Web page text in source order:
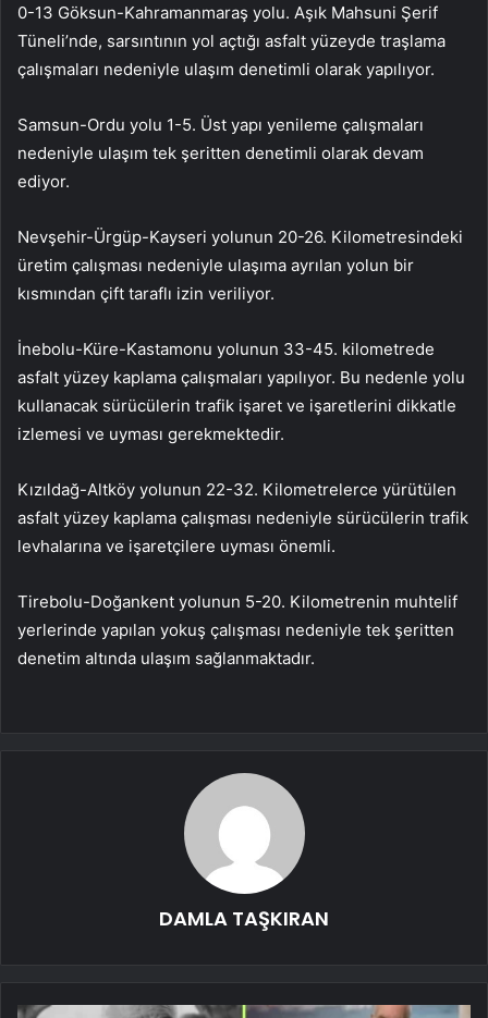
0-13 Göksun-Kahramanmaraş yolu. Aşık Mahsuni Şerif
Tüneli’nde, sarsıntının yol açtığı asfalt yüzeyde traşlama
çalışmaları nedeniyle ulaşım denetimli olarak yapılıyor.
Samsun-Ordu yolu 1-5. Üst yapı yenileme çalışmaları
nedeniyle ulaşım tek şeritten denetimli olarak devam
ediyor.
Nevşehir-Ürgüp-Kayseri yolunun 20-26. Kilometresindeki
üretim çalışması nedeniyle ulaşıma ayrılan yolun bir
kısmından çift taraflı izin veriliyor.
İnebolu-Küre-Kastamonu yolunun 33-45. kilometrede
asfalt yüzey kaplama çalışmaları yapılıyor. Bu nedenle yolu
kullanacak sürücülerin trafik işaret ve işaretlerini dikkatle
izlemesi ve uyması gerekmektedir.
Kızıldağ-Altköy yolunun 22-32. Kilometrelerce yürütülen
asfalt yüzey kaplama çalışması nedeniyle sürücülerin trafik
levhalarına ve işaretçilere uyması önemli.
Tirebolu-Doğankent yolunun 5-20. Kilometrenin muhtelif
yerlerinde yapılan yokuş çalışması nedeniyle tek şeritten
denetim altında ulaşım sağlanmaktadır.
DAMLA TAŞKIRAN